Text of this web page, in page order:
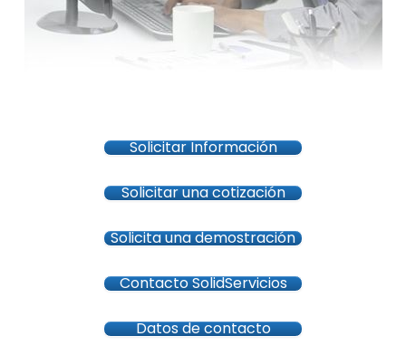
Solicitar Información
Solicitar una cotización
Solicita una demostración
Contacto SolidServicios
Datos de contacto